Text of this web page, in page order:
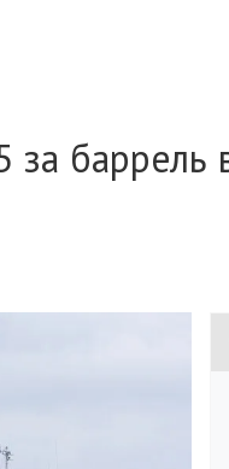
баррель